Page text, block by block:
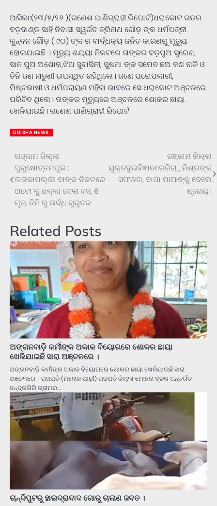
ଆସିକା:(୨୩/୫/୨୬ )(ଗଣେଶ ପାଣିଗ୍ରାହୀ ରିପୋର୍ଟ)ଧରାକୋଟ ଗଡର
ବଡ଼ଦାଣ୍ଡ ସାହି ନିବାସୀ ସ୍ୱର୍ଗତ ତ୍ରିନାଥ ଗୌଡ଼ ଙ୍କ ଧର୍ମପତ୍ନୀ
କୁନ୍ଦନ ଗୌଡ଼ ( ୯୦) ଙ୍କ ର ବାର୍ଦ୍ଧକ୍ୟ ଜନିତ କାରଣରୁ ମୃତ୍ୟୁ
ହୋଇଯାଇଛି । ମୃତ୍ୟୁ ଶଯ୍ୟା ନିକଟରେ ତାଙ୍କର ବଡ଼ପୁଅ ସୁରେଶ,
ସାନ ପୁଅ ଅଶୋକ,ଝିଅ ସୁବାସିନୀ, ସୁଷମା ଙ୍କ ସମେତ ଛଅ ଜଣ ନାତି ଓ
ତିନି ଜଣ ନାତୁଣୀ ଉପସ୍ଥିତ ରହିଥିଲେ। ଜଣେ ପରୋପକାରୀ,
ମିଷ୍ଟଭାଷୀ ଓ ଧର୍ମପରାୟଣ ମହିଳା ଭାବରେ ସେ ଧରାକୋଟ ଅଞ୍ଚଳରେ
ପରିଚିତ ଥିଲେ। ତାଙ୍କର ମୃତ୍ୟୁରେ ଅଞ୍ଚଳରେ ଶୋକର ଛାୟା
ଖେଳିଯାଇଛି। ଗଣେଶ ପାଣିଗ୍ରାହୀ ରିପୋର୍ଟ
ODISHA NEWS
Post
navigation
ଗଞ୍ଜାମ ଜିଲ୍ଲା
ପୁରୁଷୋତ୍ତମପୁର :
ଲଡକାପଲ୍ଲୀ ବାଙ୍କ ନିକଟରେ
ଅଟୋ କୁ ଧକ୍କା ଦେଲା ବସ, 6
ମୃତ, ତିନି ରୁ ଉର୍ଦ୍ଧ ଗୁରୁତର
ଗଞ୍ଜାମ ଜିଲ୍ଲା
ଯୁକ୍ତଦୁଇବିଜ୍ଞାନରେରିଚା_ମିଶ୍ରଙ୍କ
ସଫଳତା, ବାପା ମାଆଙ୍କୁ ଦେଲେ
ଶ୍ରେୟ।
Related Posts
ଅଙ୍ଗନବାଡ଼ି କର୍ମୀଙ୍କ ଅକାଳ ବିୟୋଗରେ ଶୋକର ଛାୟା
ଖେଳିଯାଇଛି ସାରା ଅଞ୍ଚଳରେ ।
ଅଙ୍ଗନବାଡ଼ି କର୍ମୀଙ୍କ ଅକାଳ ବିୟୋଗରେ ଶୋକର ଛାୟା ଖେଳିଯାଇଛି ସାରା
ଅଞ୍ଚଳରେ । ଗଜପତି (ମନୋଜ ପାଢ଼ୀ) ଗଜପତି ଜିଲ୍ଲା ମୋହନା ବ୍ଳକ ଅନ୍ତର୍ଗତ
ଚନ୍ଦ୍ରଗିରି ଗ୍ରାମର…
ଚାନ୍ଦିପୁଟରୁ ହାଇଦ୍ରାବାଦ ଗୋରୁ ଚାଲାଣ ଜବତ ।